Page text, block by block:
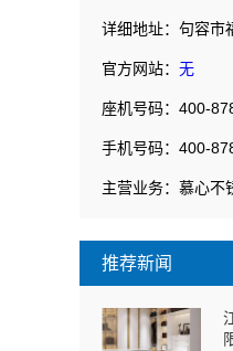
详细地址：句容市
官方网站： 无
座机号码：400-
手机号码：400-
主营业务：慕心不
推荐新闻